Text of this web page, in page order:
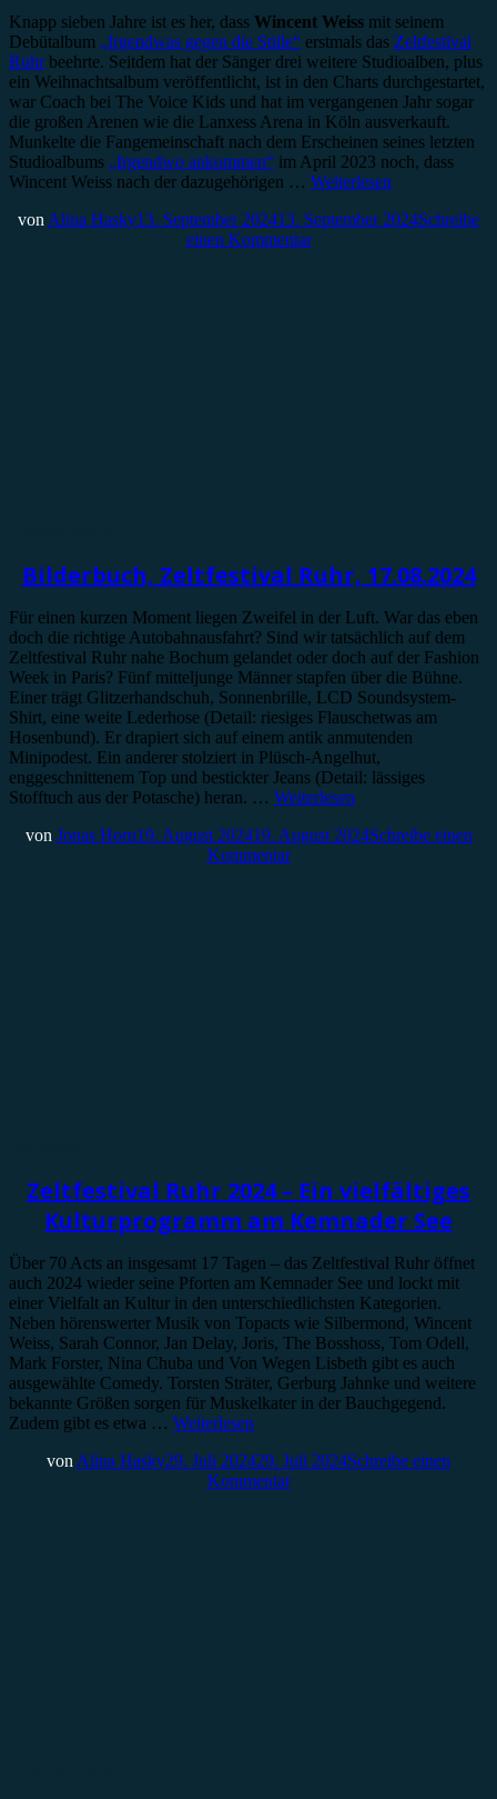
Knapp sieben Jahre ist es her, dass Wincent Weiss mit seinem
Debütalbum „Irgendwas gegen die Stille“ erstmals das Zeltfestival
Ruhrbeehrte. Seitdem hat der Sänger drei weitere Studioalben, plus
ein Weihnachtsalbum veröffentlicht, ist in den Charts durchgestartet,
war Coach bei The Voice Kids und hat im vergangenen Jahr sogar
die großen Arenen wie die Lanxess Arena in Köln ausverkauft.
Munkelte die Fangemeinschaft nach dem Erscheinen seines letzten
Studioalbums „Irgendwo ankommen“ im April 2023 noch, dass
Wincent Weiss nach der dazugehörigen … Weiterlesen
von Alina Hasky13. September 202413. September 2024Schreibe
einen Kommentar
Bilderbuch, Zeltfestival Ruhr, 17.08.2024
Für einen kurzen Moment liegen Zweifel in der Luft. War das eben
doch die richtige Autobahnausfahrt? Sind wir tatsächlich auf dem
Zeltfestival Ruhr nahe Bochum gelandet oder doch auf der Fashion
Week in Paris? Fünf mitteljunge Männer stapfen über die Bühne.
Einer trägt Glitzerhandschuh, Sonnenbrille, LCD Soundsystem-
Shirt, eine weite Lederhose (Detail: riesiges Flauschetwas am
Hosenbund). Er drapiert sich auf einem antik anmutenden
Minipodest. Ein anderer stolziert in Plüsch-Angelhut,
enggeschnittenem Top und bestickter Jeans (Detail: lässiges
Stofftuch aus der Potasche) heran. … Weiterlesen
von Jonas Horn19. August 202419. August 2024Schreibe einen
Kommentar
Zeltfestival Ruhr 2024 – Ein vielfältiges
Kulturprogramm am Kemnader See
Über 70 Acts an insgesamt 17 Tagen – das Zeltfestival Ruhr öffnet
auch 2024 wieder seine Pforten am Kemnader See und lockt mit
einer Vielfalt an Kultur in den unterschiedlichsten Kategorien.
Neben hörenswerter Musik von Topacts wie Silbermond, Wincent
Weiss, Sarah Connor, Jan Delay, Joris, The Bosshoss, Tom Odell,
Mark Forster, Nina Chuba und Von Wegen Lisbeth gibt es auch
ausgewählte Comedy. Torsten Sträter, Gerburg Jahnke und weitere
bekannte Größen sorgen für Muskelkater in der Bauchgegend.
Zudem gibt es etwa … Weiterlesen
von Alina Hasky29. Juli 202429. Juli 2024Schreibe einen
Kommentar